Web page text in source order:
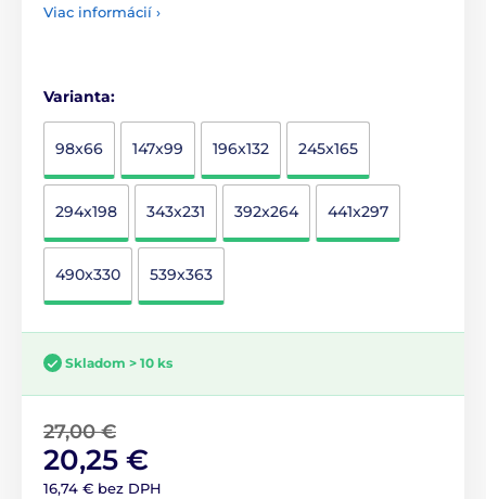
Viac informácií ›
Varianta:
98x66 147x99 196x132 245x165
294x198 343x231 392x264 441x297
490x330 539x363
Skladom > 10 ks
27,00 €
20,25 €
16,74 € bez DPH